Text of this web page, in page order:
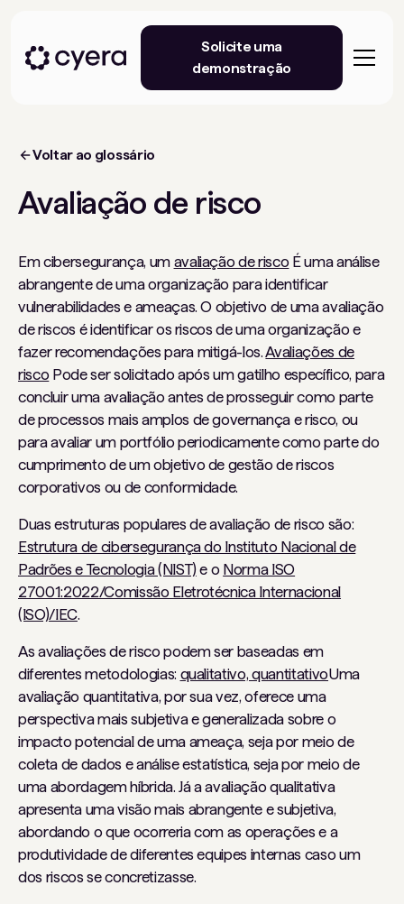
Solicite uma
demonstração
Voltar ao glossário
Avaliação de risco
Em cibersegurança, um avaliação de riscoÉ uma análise
abrangente de uma organização para identificar
vulnerabilidades e ameaças. O objetivo de uma avaliação
de riscos é identificar os riscos de uma organização e
fazer recomendações para mitigá-los.Avaliações de
riscoPode ser solicitado após um gatilho específico, para
concluir uma avaliação antes de prosseguir como parte
de processos mais amplos de governança e risco, ou
para avaliar um portfólio periodicamente como parte do
cumprimento de um objetivo de gestão de riscos
corporativos ou de conformidade.
Duas estruturas populares de avaliação de risco são:
Estrutura de cibersegurança do Instituto Nacional de
Padrões e Tecnologia (NIST)e o Norma ISO
27001:2022/Comissão Eletrotécnica Internacional
(ISO)/IEC.
As avaliações de risco podem ser baseadas em
diferentes metodologias: qualitativo, quantitativoUma
avaliação quantitativa, por sua vez, oferece uma
perspectiva mais subjetiva e generalizada sobre o
impacto potencial de uma ameaça, seja por meio de
coleta de dados e análise estatística, seja por meio de
uma abordagem híbrida. Já a avaliação qualitativa
apresenta uma visão mais abrangente e subjetiva,
abordando o que ocorreria com as operações e a
produtividade de diferentes equipes internas caso um
dos riscos se concretizasse.